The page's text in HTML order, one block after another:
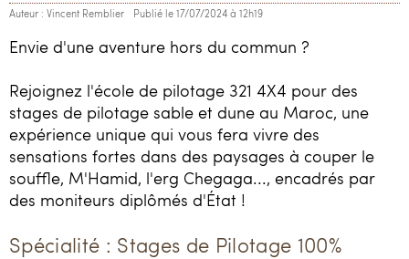
Auteur : Vincent Remblier Publié le 17/07/2024 à 12h19
Envie d'une aventure hors du commun ?
Rejoignez l'école de pilotage 321 4X4 pour des
stages de pilotage sable et dune au Maroc, une
expérience unique qui vous fera vivre des
sensations fortes dans des paysages à couper le
souffle, M'Hamid, l'erg Chegaga..., encadrés par
des moniteurs diplômés d'État !
Spécialité : Stages de Pilotage 100%